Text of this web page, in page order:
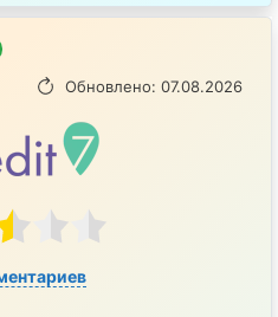
Обновлено: 07.08.2026